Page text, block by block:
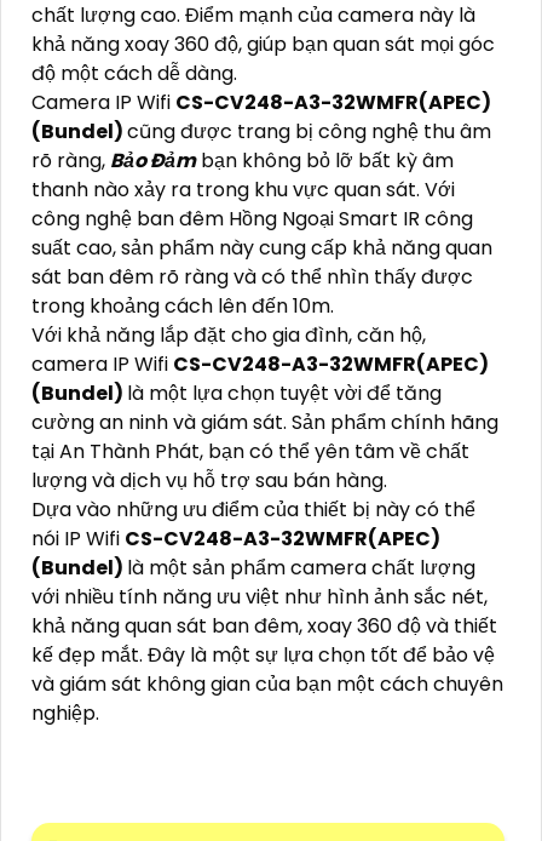
chất lượng cao. Điểm mạnh của camera này là
khả năng xoay 360 độ, giúp bạn quan sát mọi góc
độ một cách dễ dàng.
Camera IP Wifi CS-CV248-A3-32WMFR(APEC)
(Bundel)cũng được trang bị công nghệ thu âm
rõ ràng, Bảo Đảmbạn không bỏ lỡ bất kỳ âm
thanh nào xảy ra trong khu vực quan sát. Với
công nghệ ban đêm Hồng Ngoại Smart IR công
suất cao, sản phẩm này cung cấp khả năng quan
sát ban đêm rõ ràng và có thể nhìn thấy được
trong khoảng cách lên đến 10m.
Với khả năng lắp đặt cho gia đình, căn hộ,
camera IP Wifi CS-CV248-A3-32WMFR(APEC)
(Bundel) là một lựa chọn tuyệt vời để tăng
cường an ninh và giám sát. Sản phẩm chính hãng
tại An Thành Phát, bạn có thể yên tâm về chất
lượng và dịch vụ hỗ trợ sau bán hàng.
Dựa vào những ưu điểm của thiết bị này có thể
nói IP Wifi CS-CV248-A3-32WMFR(APEC)
(Bundel) là một sản phẩm camera chất lượng
với nhiều tính năng ưu việt như hình ảnh sắc nét,
khả năng quan sát ban đêm, xoay 360 độ và thiết
kế đẹp mắt. Đây là một sự lựa chọn tốt để bảo vệ
và giám sát không gian của bạn một cách chuyên
nghiệp.